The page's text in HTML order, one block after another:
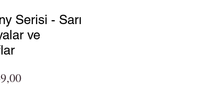
Serisi - Sarı
ve
Fiyat